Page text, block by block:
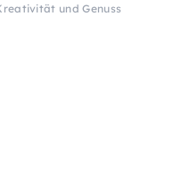
und Genuss